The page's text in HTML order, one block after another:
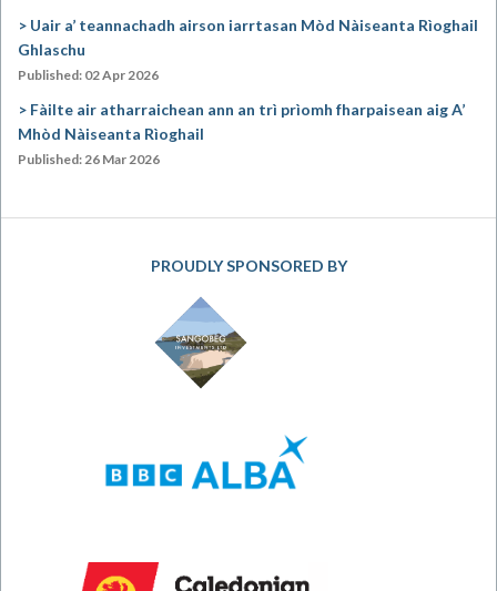
Uair a’ teannachadh airson iarrtasan Mòd Nàiseanta Rìoghail
Ghlaschu
Published: 02 Apr 2026
Fàilte air atharraichean ann an trì prìomh fharpaisean aig A’
Mhòd Nàiseanta Rìoghail
Published: 26 Mar 2026
PROUDLY SPONSORED BY